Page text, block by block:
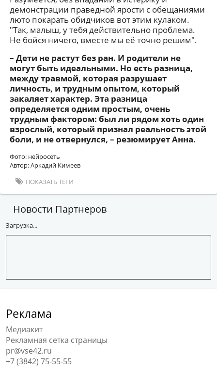
демонстрации праведной ярости с обещаниями
люто покарать обидчиков вот этим кулаком.
"Так, малыш, у тебя действительно проблема.
Не бойся ничего, вместе мы её точно решим".
– Дети не растут без ран. И родители не
могут быть идеальными. Но есть разница,
между травмой, которая разрушает
личность, и трудным опытом, который
закаляет характер. Эта разница
определяется одним простым, очень
трудным фактором: был ли рядом хоть один
взрослый, который признал реальность этой
боли, и не отвернулся, – резюмирует Анна.
Фото: нейросеть
Автор: Аркадий Кимеев
ПОКАЗАТЬ ТЕГИ
Новости Партнеров
Загрузка...
Реклама
Медиакит
Рекламная сетка страницы
pr@vse42.ru
+7 (3842) 75-55-55